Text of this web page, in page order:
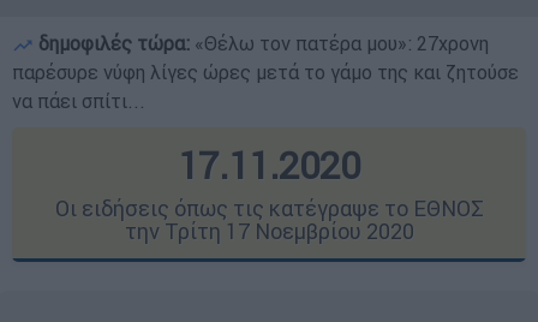
δημοφιλές τώρα: «Θέλω τον πατέρα μου»: 27χρονη
παρέσυρε νύφη λίγες ώρες μετά το γάμο της και ζητούσε
να πάει σπίτι...
17.11.2020
Οι ειδήσεις όπως τις κατέγραψε το ΕΘΝΟΣ
την Τρίτη 17 Νοεμβρίου 2020